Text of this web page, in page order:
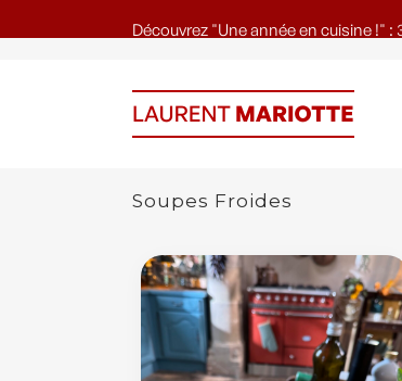
Découvrez "Une année en cuisine !"
Soupes Froides